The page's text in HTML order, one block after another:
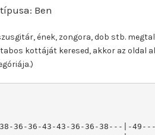
Ben
ének, zongora, dob stb.
kottáját keresed, akkor az oldal